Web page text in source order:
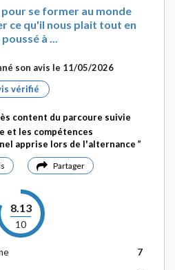
se former au monde
ce qu'il nous plait tout en
à ...
son avis le 11/05/2026
vérifié
content du parcoure suivie
et les compétences
apprise lors de l'alternance
Partager
8.13
10
7